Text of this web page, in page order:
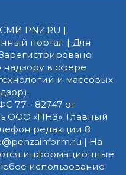
PNZ.RU |
портал | Для
в сфере
и массовых
77 - 82747 от
ООО «ПНЗ». Главный
редакции 8
| На
информационные
использование